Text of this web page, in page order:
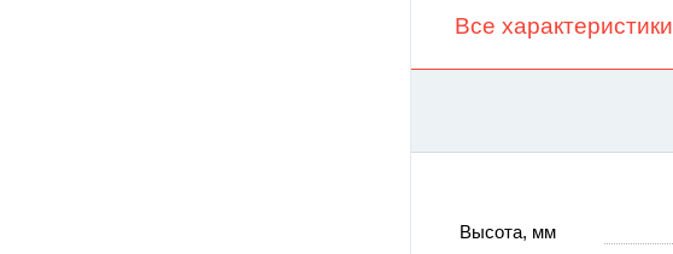
Все характеристики
Высота, мм